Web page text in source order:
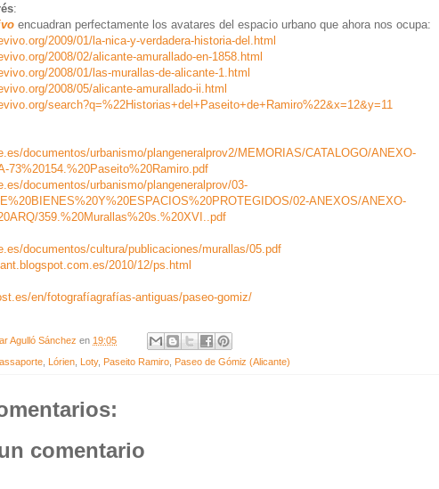
:
encuadran perfectamente los avatares del espacio urbano que ahora nos ocupa:
2009/01/la-nica-y-verdadera-historia-del.html
2008/02/alicante-amurallado-en-1858.html
2008/01/las-murallas-de-alicante-1.html
2008/05/alicante-amurallado-ii.html
search?q=%22Historias+del+Paseito+de+Ramiro%22&x=12&y=11
documentos/urbanismo/plangeneralprov2/MEMORIAS/CATALOGO/ANEXO-
73%20154.%20Paseito%20Ramiro.pdf
documentos/urbanismo/plangeneralprov/03-
02-ANEXOS/ANEXO-
359.%20Murallas%20s.%20XVI..pdf
documentos/cultura/publicaciones/murallas/05.pdf
2010/12/ps.html
en/fotografíagrafías-antiguas/paseo-gomiz/
Agulló Sánchez en 19:05
Lórien Loty, Paseito Ramiro Paseo de Gómiz (Alicante)
comentario